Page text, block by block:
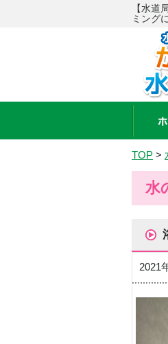
【水道
ミング
TOP >
水
2021